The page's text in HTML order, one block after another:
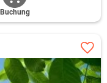
Buchung